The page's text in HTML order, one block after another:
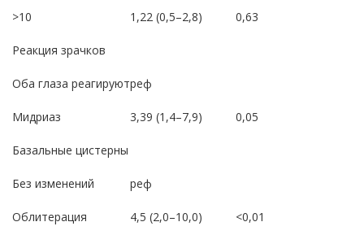
>10 1,22 (0,5–2,8) 0,63
Реакция зрачков
Оба глаза реагируютреф
Мидриаз 3,39 (1,4–7,9) 0,05
Базальные цистерны
Без изменений реф
Облитерация 4,5 (2,0–10,0) <0,01